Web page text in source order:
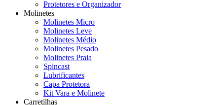
Protetores e Organizador
Molinetes
Molinetes Micro
Molinetes Leve
Molinetes Médio
Molinetes Pesado
Molinetes Praia
Spincast
Lubrificantes
Capa Protetora
Kit Vara e Molinete
Carretilhas